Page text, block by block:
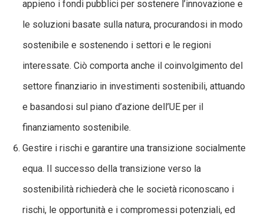
appieno i fondi pubblici per sostenere l’innovazione e
le soluzioni basate sulla natura, procurandosi in modo
sostenibile e sostenendo i settori e le regioni
interessate. Ciò comporta anche il coinvolgimento del
settore finanziario in investimenti sostenibili, attuando
e basandosi sul piano d’azione dell’UE per il
finanziamento sostenibile.
Gestire i rischi e garantire una transizione socialmente
equa. Il successo della transizione verso la
sostenibilità richiederà che le società riconoscano i
rischi, le opportunità e i compromessi potenziali, ed